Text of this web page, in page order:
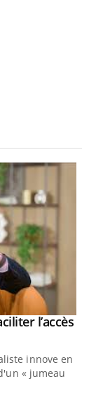
l’accès
innove en
« jumeau
rendez-
! Dans cet